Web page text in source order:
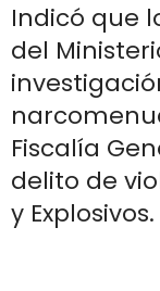
Indicó que
del
Fiscalía
delito de
y Explosivos.